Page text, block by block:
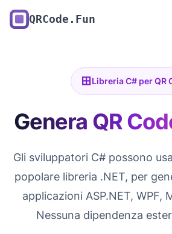
QRCode.Fun
Libreria C# per QR
Genera QR
Gli sviluppatori C# possono
popolare libreria .NET, per
applicazioni ASP.NET, WPF,
Nessuna dipendenza